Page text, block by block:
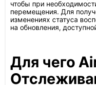
чтобы при
перемещения. Для
изменениях статуса
на обновления,
Для чего